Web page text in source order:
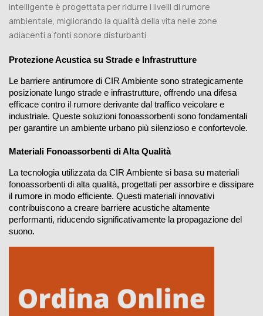
intelligente è progettata per ridurre i livelli di rumore
ambientale, migliorando la qualità della vita nelle zone
adiacenti a fonti sonore disturbanti.
Protezione Acustica su Strade e Infrastrutture
Le barriere antirumore di CIR Ambiente sono strategicamente
posizionate lungo strade e infrastrutture, offrendo una difesa
efficace contro il rumore derivante dal traffico veicolare e
industriale. Queste soluzioni fonoassorbenti sono fondamentali
per garantire un ambiente urbano più silenzioso e confortevole.
Materiali Fonoassorbenti di Alta Qualità
La tecnologia utilizzata da CIR Ambiente si basa su materiali
fonoassorbenti di alta qualità, progettati per assorbire e dissipare
il rumore in modo efficiente. Questi materiali innovativi
contribuiscono a creare barriere acustiche altamente
performanti, riducendo significativamente la propagazione del
suono.